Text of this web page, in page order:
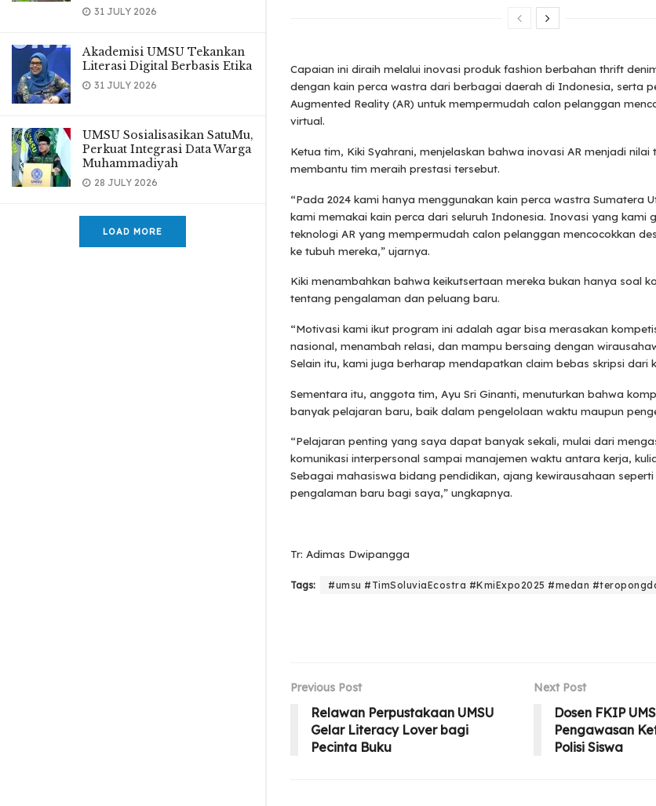
31 JULY 2026
Akademisi UMSU Tekankan
Literasi Digital Berbasis Etika
31 JULY 2026
UMSU Sosialisasikan SatuMu,
Perkuat Integrasi Data Warga
Muhammadiyah
28 JULY 2026
LOAD MORE
Capaian ini diraih melalui inovasi produk fashion berbahan thrift
dengan kain perca wastra dari berbagai daerah di Indonesia, serta
Augmented Reality (AR) untuk mempermudah calon pelanggan
virtual.
Ketua tim, Kiki Syahrani, menjelaskan bahwa inovasi AR menjadi
membantu tim meraih prestasi tersebut.
“Pada 2024 kami hanya menggunakan kain perca wastra Sumatera
kami memakai kain perca dari seluruh Indonesia. Inovasi yang kami
teknologi AR yang mempermudah calon pelanggan mencocokkan
ke tubuh mereka,” ujarnya.
Kiki menambahkan bahwa keikutsertaan mereka bukan hanya soal
tentang pengalaman dan peluang baru.
“Motivasi kami ikut program ini adalah agar bisa merasakan
nasional, menambah relasi, dan mampu bersaing dengan
Selain itu, kami juga berharap mendapatkan claim bebas skripsi dari
Sementara itu, anggota tim, Ayu Sri Ginanti, menuturkan bahwa
banyak pelajaran baru, baik dalam pengelolaan waktu maupun
“Pelajaran penting yang saya dapat banyak sekali, mulai dari
komunikasi interpersonal sampai manajemen waktu antara kerja,
Sebagai mahasiswa bidang pendidikan, ajang kewirausahaan seperti
pengalaman baru bagi saya,” ungkapnya.
Tr: Adimas Dwipangga
Tags: #umsu #TimSoluviaEcostra #KmiExpo2025 #medan
Previous Post
Relawan Perpustakaan UMSU
Gelar Literacy Lover bagi
Pecinta Buku
Next Post
Dosen FKIP
Pengawasan
Polisi Siswa